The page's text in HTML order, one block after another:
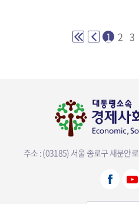
1 2 3
주소 : (03185) 서울 종로구 새문안